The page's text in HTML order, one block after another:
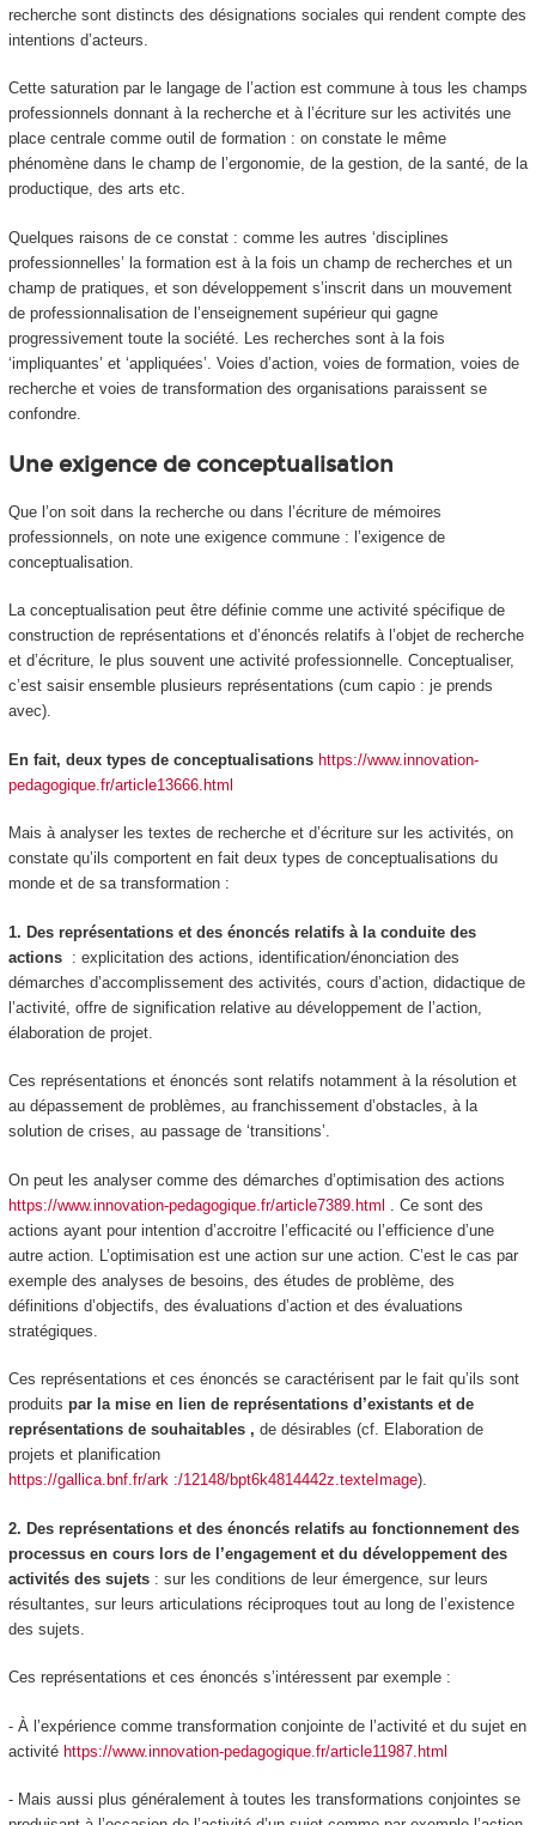
recherche sont distincts des désignations sociales qui rendent compte des
intentions d’acteurs.
Cette saturation par le langage de l’action est commune à tous les champs
professionnels donnant à la recherche et à l’écriture sur les activités une
place centrale comme outil de formation : on constate le même
phénomène dans le champ de l’ergonomie, de la gestion, de la santé, de la
productique, des arts etc.
Quelques raisons de ce constat : comme les autres ‘disciplines
professionnelles’ la formation està la fois un champ de recherches et un
champ de pratiques, et son développement s’inscrit dans un mouvement
de professionnalisation de l’enseignement supérieurqui gagne
progressivement toute la société. Les recherches sont à la fois
‘impliquantes’ et ‘appliquées’. Voies d’action, voies de formation, voies de
recherche et voies de transformation des organisations paraissent se
confondre.
Une exigence de conceptualisation
Que l’on soit dans la recherche ou dans l’écriture de mémoires
professionnels, on note une exigence commune : l’exigence de
conceptualisation.
La conceptualisation peut être définie comme une activité spécifique de
construction de représentations et d’énoncés relatifs à l’objet de recherche
et d’écriture, le plus souvent une activité professionnelle. Conceptualiser,
c’est saisir ensemble plusieurs représentations (cum capio: je prends
avec).
En fait, deux types de conceptualisations https://www.innovation-
pedagogique.fr/article13666.html
Mais à analyser les textes de recherche et d’écriture sur les activités, on
constate qu’ils comportent en fait deux types de conceptualisations du
monde et de sa transformation :
1. Des représentations et des énoncés relatifs à la conduite des
actions
: explicitation des actions, identification/énonciation des
démarches d’accomplissement des activités, cours d’action, didactique de
l’activité, offre de signification relative au développement de l’action,
élaboration de projet.
Ces représentations et énoncés sont relatifs notamment à la résolution et
au dépassement de problèmes, au franchissement d’obstacles, à la
solution de crises, au passage de ‘transitions’.
On peut les analyser comme des démarches d’optimisation des actions
https://www.innovation-pedagogique.fr/article7389.html
. Ce sont des
actions ayant pour intention d’accroitre l’efficacité ou l’efficience d’une
autre action.
L’optimisation est une action sur une action. C’est le cas par
exemple des analyses de besoins, des études de problème, des
définitions d’objectifs, des évaluations d’action et des évaluations
stratégiques.
Ces représentations et ces énoncés se caractérisent par le fait qu’ils sont
produits par la mise en lien de représentations d’existants et de
représentations de souhaitables , de désirables (cf. Elaboration de
projets et planification
https://gallica.bnf.fr/ark :/12148/bpt6k4814442z.texteImage).
2. Des représentations et des énoncés relatifs au fonctionnement des
processus en cours lors de l’engagement et du développement des
activités des sujets: sur les conditions de leur émergence, sur leurs
résultantes, sur leurs articulations réciproques tout au long de l’existence
des sujets.
Ces représentations et ces énoncés s’intéressent par exemple :
- À l’expériencecomme transformation conjointede l’activité et du sujet en
activité https://www.innovation-pedagogique.fr/article11987.html
- Mais aussi plus généralement à toutes les transformations conjointes se